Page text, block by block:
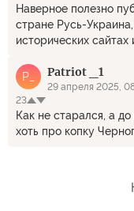
Наверное полезно
стране Русь-
исторических
P_ Patriot _1
29 апреля 2025,
23
Как не старался, а
хоть про копку